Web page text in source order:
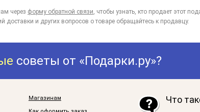
через форму обратной связи, чтобы узнать, кто продает этот
доставки и других вопросов о товаре обращайтесь к продавцу.
советы от «Подарки.ру»?
Магазинам
Что